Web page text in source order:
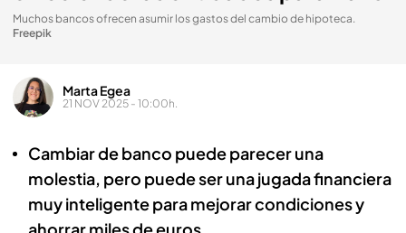
Muchos bancos ofrecen asumir los gastos del cambio de hipoteca.
Freepik
Marta Egea
21 NOV 2025 - 10:00h.
Cambiar de banco puede parecer una
molestia, pero puede ser una jugada financiera
muy inteligente para mejorar condiciones y